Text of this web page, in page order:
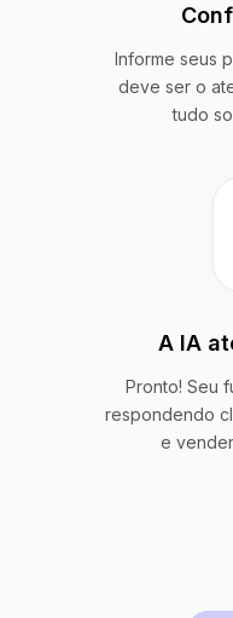
Informe seus
deve ser o
tudo
A IA
Pronto! Seu
respondendo
e